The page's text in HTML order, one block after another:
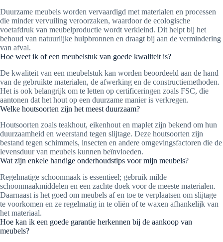
Duurzame meubels worden vervaardigd met materialen en processen
die minder vervuiling veroorzaken, waardoor de ecologische
voetafdruk van meubelproductie wordt verkleind. Dit helpt bij het
behoud van natuurlijke hulpbronnen en draagt bij aan de vermindering
van afval.
Hoe weet ik of een meubelstuk van goede kwaliteit is?
De kwaliteit van een meubelstuk kan worden beoordeeld aan de hand
van de gebruikte materialen, de afwerking en de constructiemethoden.
Het is ook belangrijk om te letten op certificeringen zoals FSC, die
aantonen dat het hout op een duurzame manier is verkregen.
Welke houtsoorten zijn het meest duurzaam?
Houtsoorten zoals teakhout, eikenhout en maplet zijn bekend om hun
duurzaamheid en weerstand tegen slijtage. Deze houtsoorten zijn
bestand tegen schimmels, insecten en andere omgevingsfactoren die de
levensduur van meubels kunnen beïnvloeden.
Wat zijn enkele handige onderhoudstips voor mijn meubels?
Regelmatige schoonmaak is essentieel; gebruik milde
schoonmaakmiddelen en een zachte doek voor de meeste materialen.
Daarnaast is het goed om meubels af en toe te verplaatsen om slijtage
te voorkomen en ze regelmatig in te oliën of te waxen afhankelijk van
het materiaal.
Hoe kan ik een goede garantie herkennen bij de aankoop van
meubels?